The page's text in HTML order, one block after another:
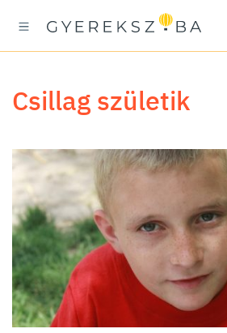
Csillag születik